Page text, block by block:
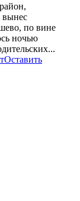
вынес
по вине
ночью
Оставить